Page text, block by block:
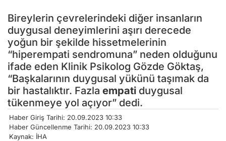
Bireylerin çevrelerindeki diğer insanların
duygusal deneyimlerini aşırı derecede
yoğun bir şekilde hissetmelerinin
“hiperempati sendromuna” neden olduğunu
ifade eden Klinik Psikolog Gözde Göktaş,
“Başkalarının duygusal yükünü taşımak da
bir hastalıktır. Fazla empati duygusal
tükenmeye yol açıyor” dedi.
Haber Giriş Tarihi: 20.09.2023 10:33
Haber Güncellenme Tarihi: 20.09.2023 10:33
Kaynak: İHA